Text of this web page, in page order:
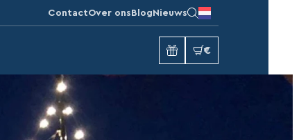
ContactOver ons Blog Nieuws
€